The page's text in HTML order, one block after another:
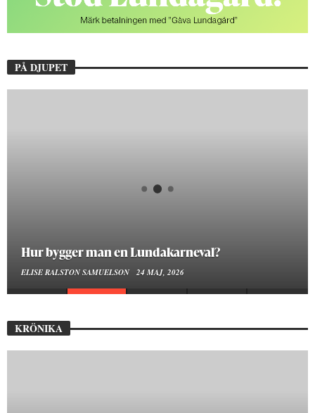
PÅ DJUPET
Hur bygger man en Lundakarneval?
ELISE RALSTON SAMUELSON 24 MAJ, 2026
KRÖNIKA